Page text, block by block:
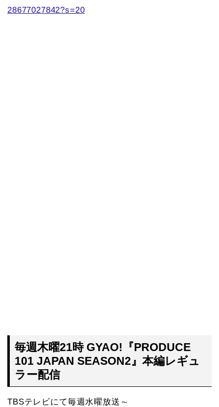
28677027842?s=20
毎週木曜21時 GYAO!『PRODUCE
101 JAPAN SEASON2』本編レギュ
ラー配信
TBSテレビにて毎週水曜放送～